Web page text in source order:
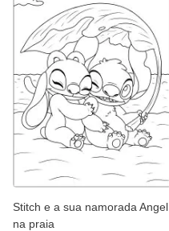
Stitch e a sua namorada Angel
na praia